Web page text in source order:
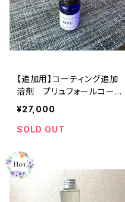
【追加用】コーティング追加
溶剤 プリュフォールコート
GTC
¥27,000
SOLD OUT